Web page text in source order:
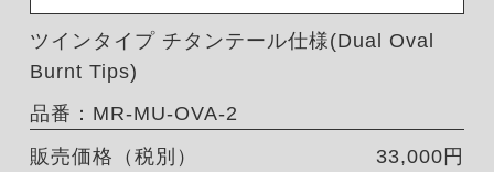
ツインタイプ チタンテール仕様(Dual Oval
Burnt Tips)
品番：MR-MU-OVA-2
販売価格（税別）
33,000円